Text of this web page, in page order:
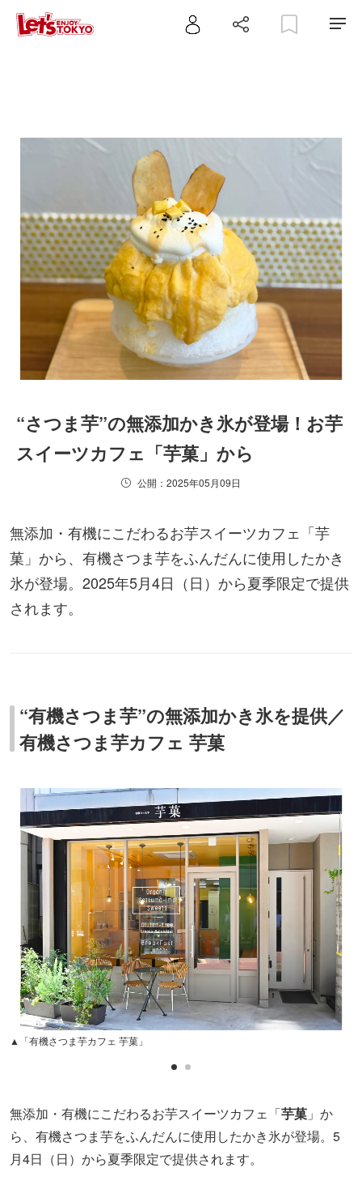
“さつま芋”の無添加かき氷が登場！お芋
スイーツカフェ「芋菓」から
公開：2025年05月09日
無添加・有機にこだわるお芋スイーツカフェ「芋
菓」から、有機さつま芋をふんだんに使用したかき
氷が登場。2025年5月4日（日）から夏季限定で提供
されます。
“有機さつま芋”の無添加かき氷を提供／
有機さつま芋カフェ 芋菓
▲「有機さつま芋カフェ 芋菓」
無添加・有機にこだわるお芋スイーツカフェ「芋菓 」か
ら、有機さつま芋をふんだんに使用したかき氷が登場。5
月4日（日）から夏季限定で提供されます。